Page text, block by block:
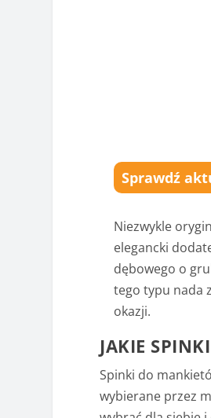
Sprawdź
Niezwykle
elegancki
dębowego o
tego typu nada
okazji.
JAKIE
Spinki do
wybierane przez